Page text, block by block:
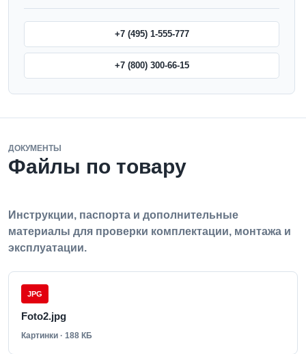
+7 (495) 1-555-777
+7 (800) 300-66-15
ДОКУМЕНТЫ
Файлы по товару
Инструкции, паспорта и дополнительные
материалы для проверки комплектации, монтажа и
эксплуатации.
JPG
Foto2.jpg
Картинки · 188 КБ